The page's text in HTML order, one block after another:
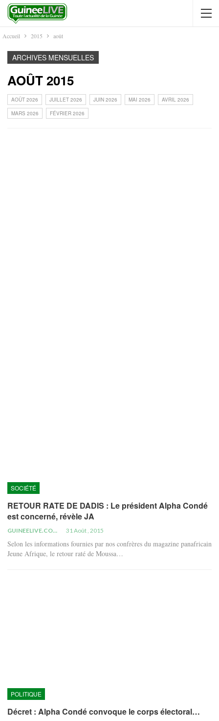
Accueil 2015 août
ARCHIVES MENSUELLES
AOÛT 2015
AOÛT 2026 JUILLET 2026 JUIN 2026 MAI 2026
AVRIL 2026
MARS 2026
FÉVRIER 2026
SOCIÉTÉ
RETOUR RATE DE DADIS : Le président Alpha Condé
est concerné, révèle JA
GUINEELIVE.COM 31 Août , 2015
Selon les informations fournies par nos confrères du magazine panafricain
Jeune Afrique, le retour raté de Moussa…
POLITIQUE
Décret : Alpha Condé convoque le corps électoral…